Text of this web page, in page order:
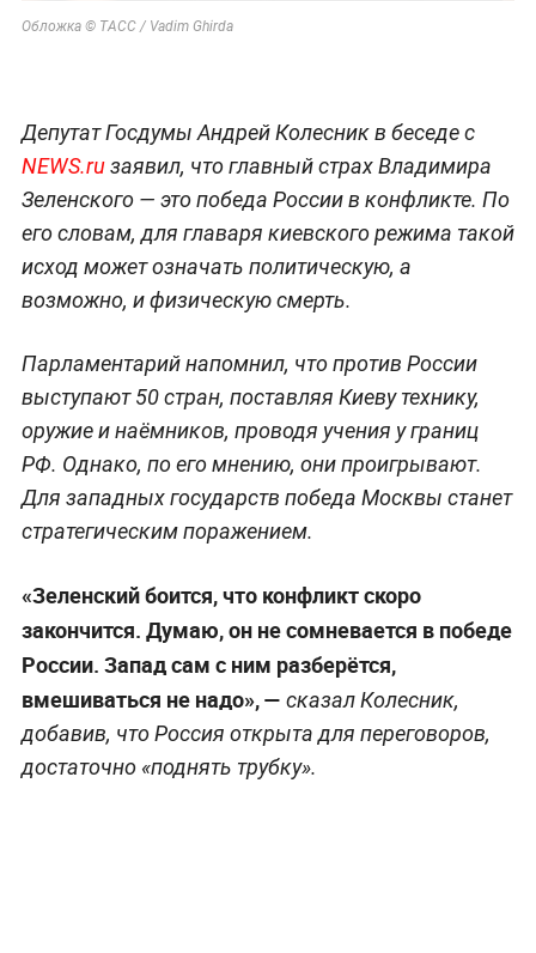
Обложка © ТАСС / Vadim Ghirda
Депутат Госдумы Андрей Колесник в беседе с
NEWS.ruзаявил, что главный страх Владимира
Зеленского — это победа России в конфликте. По
его словам, для главаря киевского режима такой
исход может означать политическую, а
возможно, и физическую смерть.
Парламентарий напомнил, что против России
выступают 50 стран, поставляя Киеву технику,
оружие и наёмников, проводя учения у границ
РФ. Однако, по его мнению, они проигрывают.
Для западных государств победа Москвы станет
стратегическим поражением.
«Зеленский боится, что конфликт скоро
закончится. Думаю, он не сомневается в победе
России. Запад сам с ним разберётся,
вмешиваться не надо», — сказал Колесник,
добавив, что Россия открыта для переговоров,
достаточно «поднять трубку».